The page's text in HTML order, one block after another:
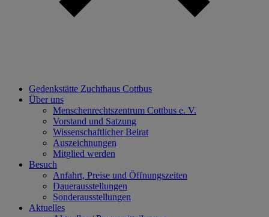
Gedenkstätte Zuchthaus Cottbus
Über uns
Menschenrechtszentrum Cottbus e. V.
Vorstand und Satzung
Wissenschaftlicher Beirat
Auszeichnungen
Mitglied werden
Besuch
Anfahrt, Preise und Öffnungszeiten
Dauerausstellungen
Sonderausstellungen
Aktuelles